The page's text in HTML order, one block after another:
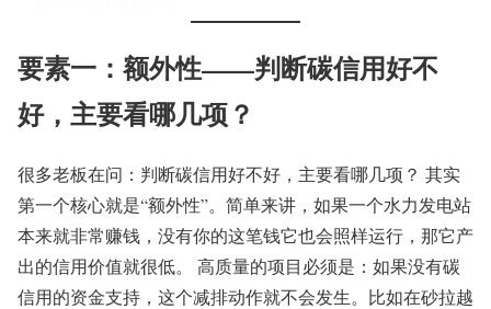
要素一：额外性——判断碳信用好不
好，主要看哪几项？
很多老板在问：判断碳信用好不好，主要看哪几项？ 其实
第一个核心就是“额外性”。简单来讲，如果一个水力发电站
本来就非常赚钱，没有你的这笔钱它也会照样运行，那它产
出的信用价值就很低。 高质量的项目必须是：如果没有碳
信用的资金支持，这个减排动作就不会发生。比如在砂拉越